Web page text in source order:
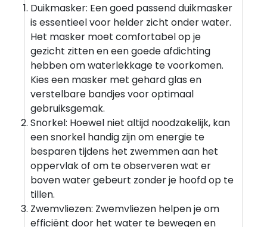
Duikmasker: Een goed passend duikmasker
is essentieel voor helder zicht onder water.
Het masker moet comfortabel op je
gezicht zitten en een goede afdichting
hebben om waterlekkage te voorkomen.
Kies een masker met gehard glas en
verstelbare bandjes voor optimaal
gebruiksgemak.
Snorkel: Hoewel niet altijd noodzakelijk, kan
een snorkel handig zijn om energie te
besparen tijdens het zwemmen aan het
oppervlak of om te observeren wat er
boven water gebeurt zonder je hoofd op te
tillen.
Zwemvliezen: Zwemvliezen helpen je om
efficiënt door het water te bewegen en